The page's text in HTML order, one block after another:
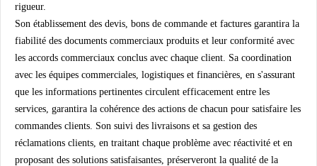
rigueur.
Son établissement des devis, bons de commande et factures garantira la
fiabilité des documents commerciaux produits et leur conformité avec
les accords commerciaux conclus avec chaque client. Sa coordination
avec les équipes commerciales, logistiques et financières, en s'assurant
que les informations pertinentes circulent efficacement entre les
services, garantira la cohérence des actions de chacun pour satisfaire les
commandes clients. Son suivi des livraisons et sa gestion des
réclamations clients, en traitant chaque problème avec réactivité et en
proposant des solutions satisfaisantes, préserveront la qualité de la